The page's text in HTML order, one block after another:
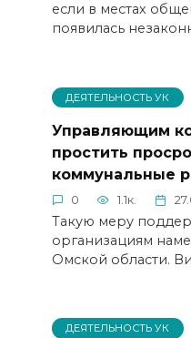
если в местах
появилась
ДЕЯТЕЛЬНОСТЬ УК
Управляющим
простить
коммунальные
0 1.1к.
Такую меру
организациям
Омской области.
ДЕЯТЕЛЬНОСТЬ УК